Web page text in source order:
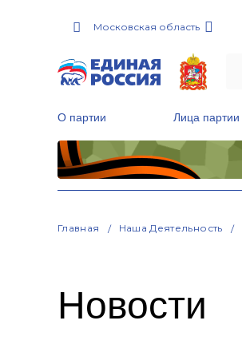
Московская область
О партии Лица партии
Главная Наша Деятельность
Новости